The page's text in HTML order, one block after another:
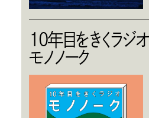
10年目をきくラジ
モノノーク